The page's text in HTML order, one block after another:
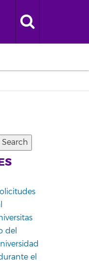
del
el